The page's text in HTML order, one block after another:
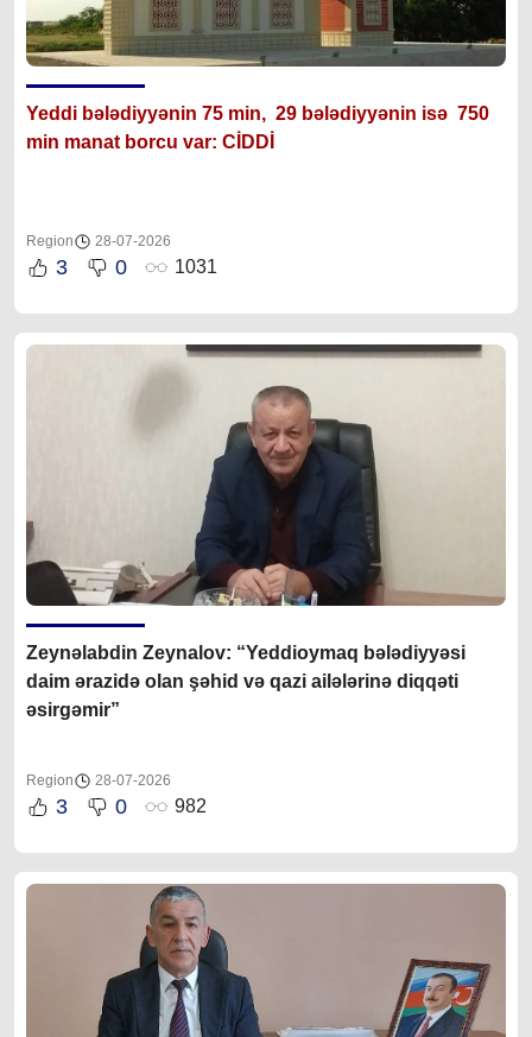
Yeddi bələdiyyənin 75 min, 29 bələdiyyənin isə 750
min manat borcu var: CİDDİ
Region 28-07-2026
3 0 1031
Zeynəlabdin Zeynalov: “Yeddioymaq bələdiyyəsi
daim ərazidə olan şəhid və qazi ailələrinə diqqəti
əsirgəmir”
Region 28-07-2026
3 0 982